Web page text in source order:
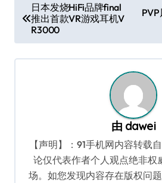
章
导
航
日本发烧HiFi品牌final
推出首款VR游戏耳机V
R3000
由 dawei
【声明】：91手机网内容转载
论仅代表作者个人观点绝非权
场。如您发现内容存在版权问